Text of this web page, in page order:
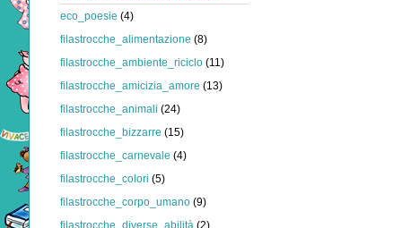
eco_poesie (4)
filastrocche_alimentazione (8)
filastrocche_ambiente_riciclo (11)
filastrocche_amicizia_amore (13)
filastrocche_animali (24)
filastrocche_bizzarre (15)
filastrocche_carnevale (4)
filastrocche_colori (5)
filastrocche_corpo_umano (9)